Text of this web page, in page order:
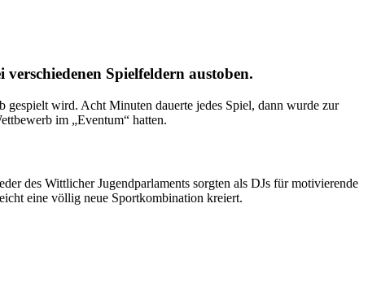
Spielfeldern austoben.
wird. Acht Minuten dauerte jedes Spiel, dann wurde zur
im „Eventum“ hatten.
des Wittlicher Jugendparlaments sorgten als DJs für motivierende
eine völlig neue Sportkombination kreiert.